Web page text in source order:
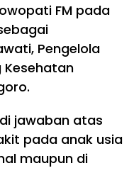
FM pada
Pengelola
Kesehatan
jawaban atas
pada anak usia
maupun di